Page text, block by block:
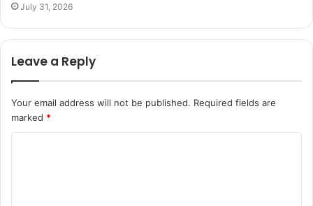
July 31, 2026
Leave a Reply
Your email address will not be published. Required fields are
marked *